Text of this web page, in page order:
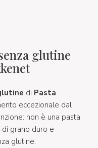
glutine
di Pasta
eccezionale dal
non è una pasta
grano duro e
glutine.